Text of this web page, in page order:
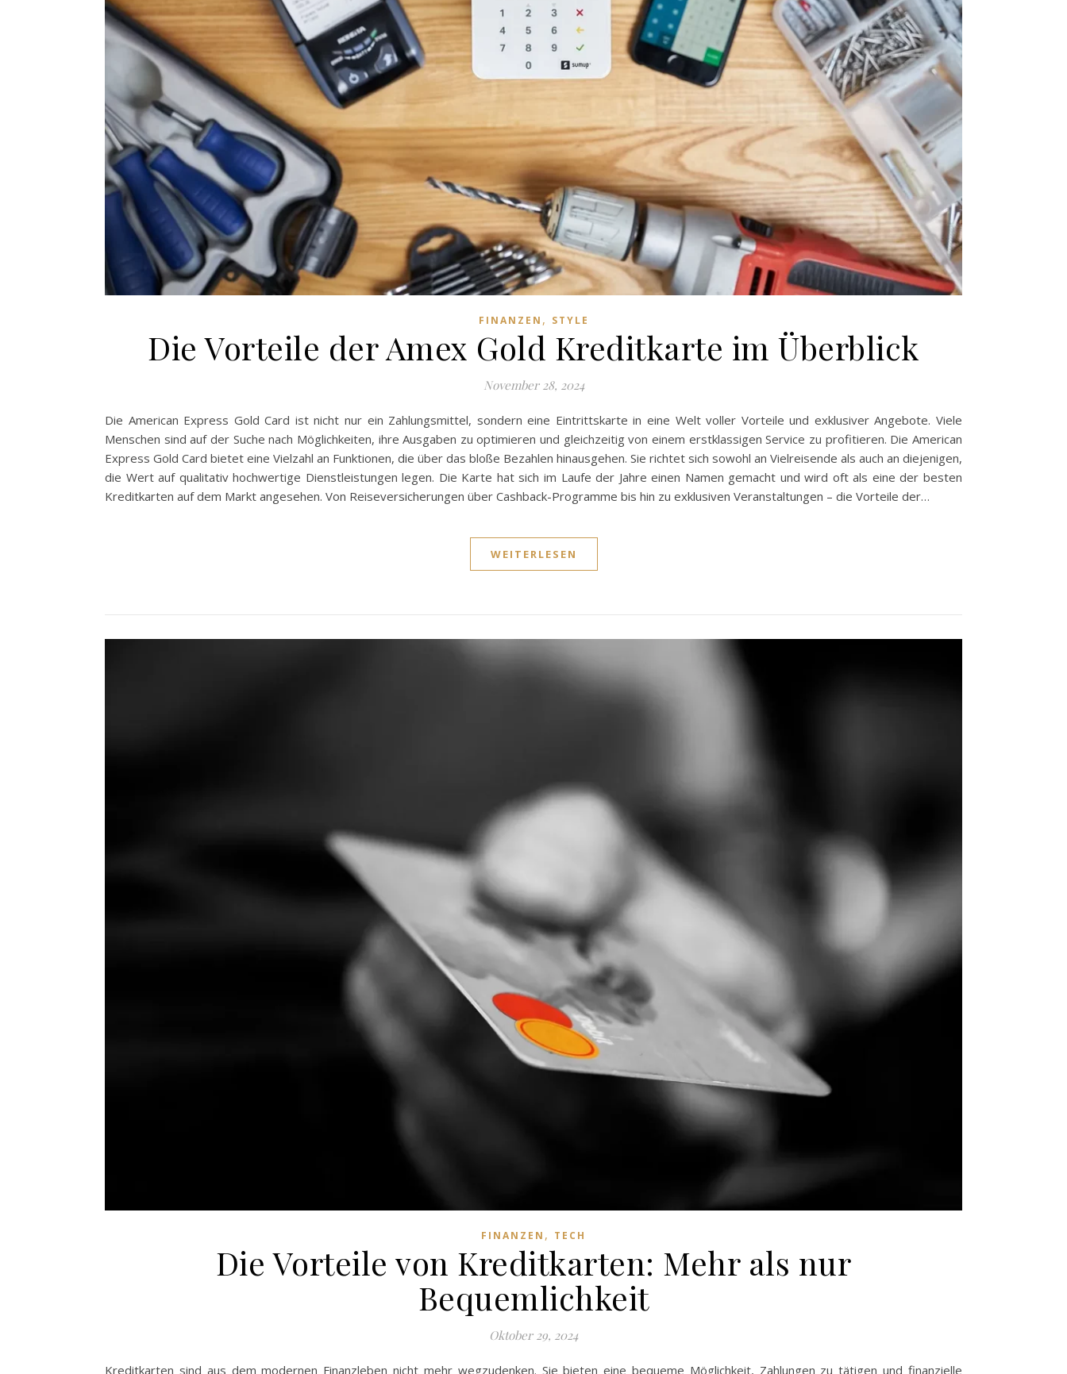
FINANZEN , STYLE
Die Vorteile der Amex Gold Kreditkarte im Überblick
November 28, 2024
Die American Express Gold Card ist nicht nur ein Zahlungsmittel, sondern eine Eintrittskarte in eine Welt voller Vorteile und exklusiver Angebote. Viele
Menschen sind auf der Suche nach Möglichkeiten, ihre Ausgaben zu optimieren und gleichzeitig von einem erstklassigen Service zu profitieren. Die American
Express Gold Card bietet eine Vielzahl an Funktionen, die über das bloße Bezahlen hinausgehen. Sie richtet sich sowohl an Vielreisende als auch an diejenigen,
die Wert auf qualitativ hochwertige Dienstleistungen legen. Die Karte hat sich im Laufe der Jahre einen Namen gemacht und wird oft als eine der besten
Kreditkarten auf dem Markt angesehen. Von Reiseversicherungen über Cashback-Programme bis hin zu exklusiven Veranstaltungen – die Vorteile der…
WEITERLESEN
FINANZEN , TECH
Die Vorteile von Kreditkarten: Mehr als nur
Bequemlichkeit
Oktober 29, 2024
Kreditkarten sind aus dem modernen Finanzleben nicht mehr wegzudenken. Sie bieten eine bequeme Möglichkeit, Zahlungen zu tätigen und finanzielle